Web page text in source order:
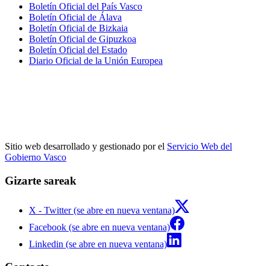
Boletín Oficial del País Vasco
Boletín Oficial de Álava
Boletín Oficial de Bizkaia
Boletín Oficial de Gipuzkoa
Boletín Oficial del Estado
Diario Oficial de la Unión Europea
Sitio web desarrollado y gestionado por el Servicio Web del
Gobierno Vasco
Gizarte sareak
X - Twitter (se abre en nueva ventana)
Facebook (se abre en nueva ventana)
Linkedin (se abre en nueva ventana)